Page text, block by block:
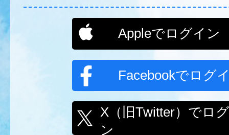
Appleでログイン
Facebookでログ
X（旧Twitter）でロ
ン